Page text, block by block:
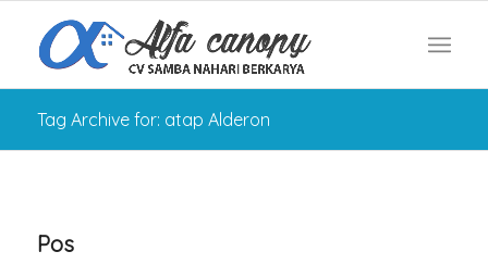
Tag Archive for: atap Alderon
Pos